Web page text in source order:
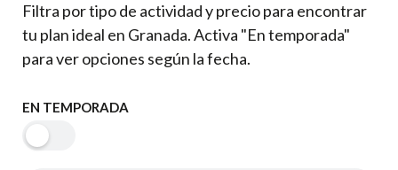
Filtra por tipo de actividad y precio para encontrar
tu plan ideal en Granada. Activa "En temporada"
para ver opciones según la fecha.
EN TEMPORADA